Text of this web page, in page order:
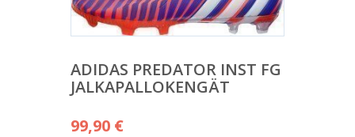
ADIDAS PREDATOR INST FG
JALKAPALLOKENGÄT
99,90 €